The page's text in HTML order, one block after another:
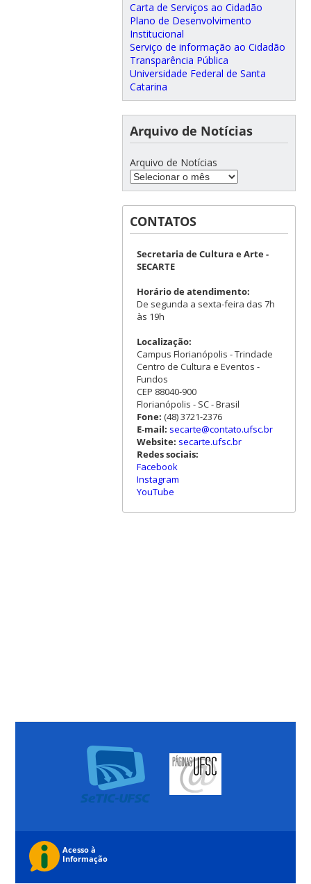
Carta de Serviços ao Cidadão
Plano de Desenvolvimento
Institucional
Serviço de informação ao Cidadão
Transparência Pública
Universidade Federal de Santa
Catarina
Arquivo de Notícias
Arquivo de Notícias
CONTATOS
Secretaria de Cultura e Arte -
SECARTE
Horário de atendimento:
De segunda a sexta-feira das 7h
às 19h
Localização:
Campus Florianópolis - Trindade
Centro de Cultura e Eventos -
Fundos
CEP 88040-900
Florianópolis - SC - Brasil
Fone: (48) 3721-2376
E-mail: secarte@contato.ufsc.br
Website: secarte.ufsc.br
Redes sociais:
Facebook
Instagram
YouTube